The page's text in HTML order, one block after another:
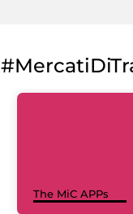
The MiC APPs